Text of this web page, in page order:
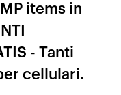
items in
- Tanti
cellulari.